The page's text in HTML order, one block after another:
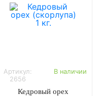
Артикул:
2656
В наличии
Кедровый орех